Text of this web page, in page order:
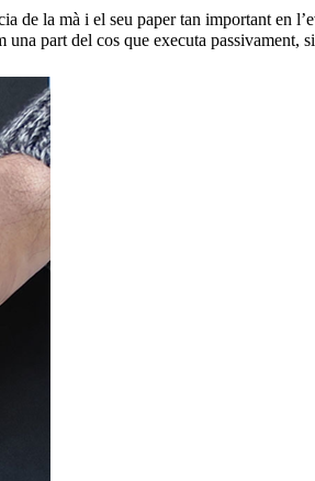
de la mà i el seu paper tan important en
part del cos que executa